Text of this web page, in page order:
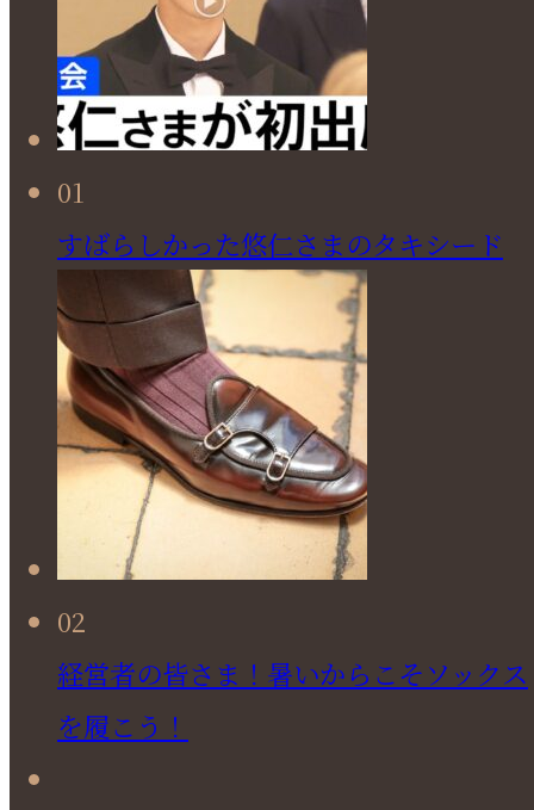
01
すばらしかった悠仁さまのタキシード
02
経営者の皆さま！暑いからこそソックス
を履こう！